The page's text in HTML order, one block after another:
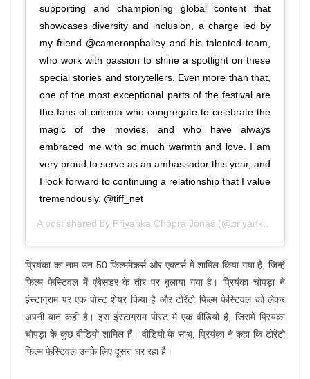
supporting and championing global content that
showcases diversity and inclusion, a charge led by
my friend @cameronpbailey and his talented team,
who work with passion to shine a spotlight on these
special stories and storytellers. Even more than that,
one of the most exceptional parts of the festival are
the fans of cinema who congregate to celebrate the
magic of the movies, and who have always
embraced me with so much warmth and love. I am
very proud to serve as an ambassador this year, and
I look forward to continuing a relationship that I value
tremendously. @tiff_net
A post shared by Priyanka Chopra Jonas (@priyankachopra) on
प्रियंका का नाम उन 50 फिल्ममेकर्स और एक्टर्स में शामिल किया गया है, जिन्हें
फिल्म फेस्टिवल में एंबेसडर के तौर पर बुलाया गया है। प्रियंका चोपड़ा ने
इंस्टाग्राम पर एक पोस्ट शेयर किया है और टोरेंटो फिल्म फेस्टिवल को लेकर
अपनी बात कही है। इस इंस्टाग्राम पोस्ट में एक वीडियो है, जिसमें प्रियंका
चोपड़ा के कुछ वीडियो शामिल हैं। वीडियो के साथ, प्रियंका ने कहा कि टोरेंटो
फिल्म फेस्टिवल उनके लिए दूसरा घर रहा है।